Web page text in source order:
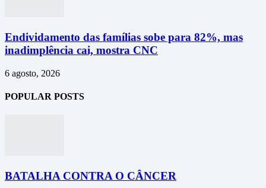
Endividamento das famílias sobe para 82%, mas
inadimplência cai, mostra CNC
6 agosto, 2026
POPULAR POSTS
BATALHA CONTRA O CÂNCER